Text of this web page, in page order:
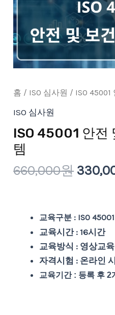
홈 / ISO 심사원 / ISO 45001
ISO 심사원
ISO 45001 안전
템
660,000원
교육구분 : ISO
교육시간 : 16시간
교육방식 : 영상교육
자격시험 : 온라인
교육기간 : 등록 후 2
스
템
수
량